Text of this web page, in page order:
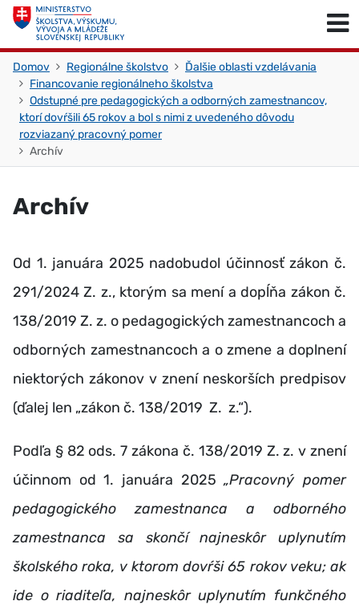
Skočiť na obsah
Domov Regionálne školstvo
Ďalšie oblasti vzdelávania
Financovanie regionálneho školstva
Odstupné pre pedagogických a odborných zamestnancov,
ktorí dovŕšili 65 rokov a bol s nimi z uvedeného dôvodu
rozviazaný pracovný pomer
Archív
Archív
Od 1. januára 2025 nadobudol účinnosť zákon č.
291/2024 Z. z., ktorým sa mení a dopĺňa zákon č.
138/2019 Z. z. o pedagogických zamestnancoch a
odborných zamestnancoch a o zmene a doplnení
niektorých zákonov v znení neskorších predpisov
(ďalej len „zákon č. 138/2019 Z. z.“).
Podľa § 82 ods. 7 zákona č. 138/2019 Z. z. v znení
účinnom od 1. januára 2025„Pracovný pomer
pedagogického zamestnanca a odborného
zamestnanca sa skončí najneskôr uplynutím
školského roka, v ktorom dovŕši 65 rokov veku; ak
ide o riaditeľa, najneskôr uplynutím funkčného
Skočiť na začiatok stránky